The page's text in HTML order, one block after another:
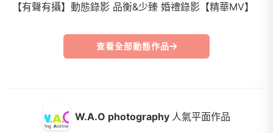
W.A.O photography 人氣平面作品
【有聲有攝】動態錄影 品衡&少臻 婚禮錄影【精華MV】
查看全部動態作品